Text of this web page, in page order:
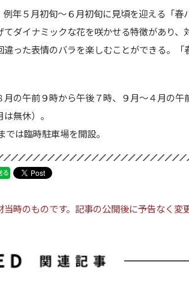
例年５月初旬～６月初旬に見頃を迎える「春
てダイナミックな花を咲かせる特徴があり、
違った表情のバラを楽しむことができる。「
月の午前９時から午後７時、９月～４月の午
無休）。
は臨時駐車場を開設。
時のものです。記事の公開後に予告なく変